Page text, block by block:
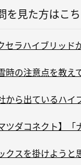
を見た方はこ
セラハイブリッド
時の注意点を教え
から出ているハイ
マツダコネクト】
クスを掛けようと